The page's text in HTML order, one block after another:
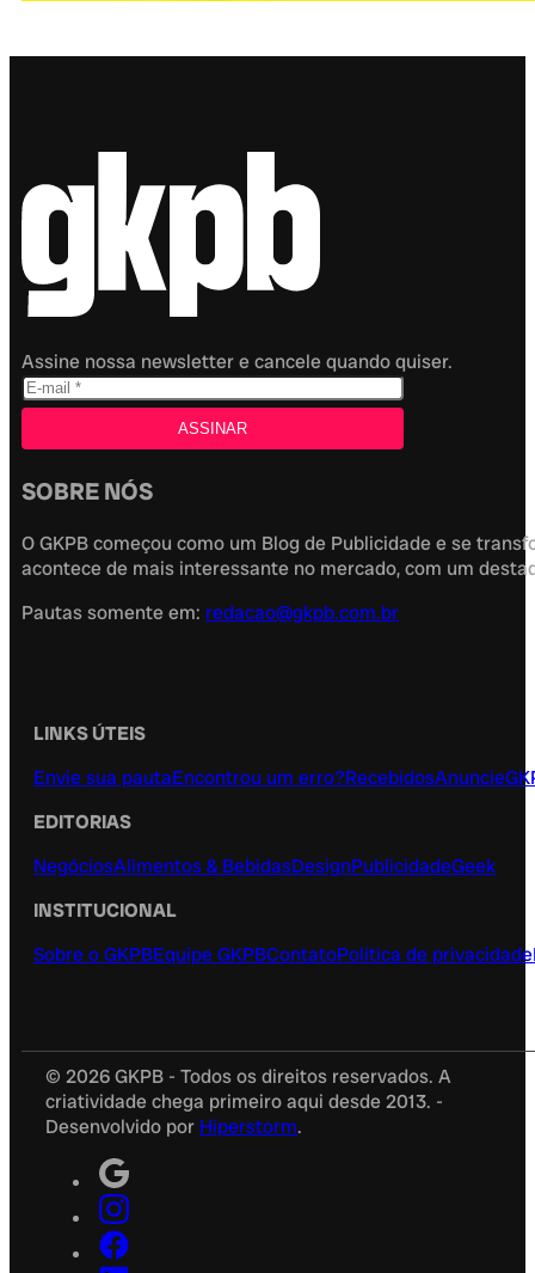
Assine nossa newsletter e cancele quando quiser.
SOBRE NÓS
O GKPB começou como um Blog de Publicidade e se
acontece de mais interessante no mercado, com um
Pautas somente em: redacao@gkpb.com.br
LINKS ÚTEIS
Envie sua pautaEncontrou um erro?RecebidosAnuncie
EDITORIAS
NegóciosAlimentos & BebidasDesignPublicidadeGeek
INSTITUCIONAL
Sobre o GKPBEquipe GKPBContatoPolítica de privacidade
© 2026 GKPB - Todos os direitos reservados. A
criatividade chega primeiro aqui desde 2013. -
Desenvolvido por Hiperstorm.